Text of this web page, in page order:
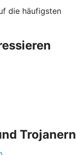
die häufigsten
Trojanern